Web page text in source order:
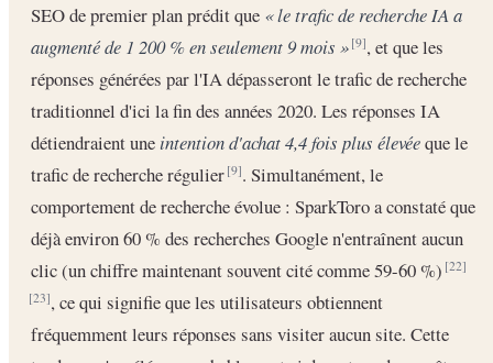
SEO de premier plan prédit que « le trafic de recherche IA a
augmenté de 1 200 % en seulement 9 mois » [9], et que les
réponses générées par l'IA dépasseront le trafic de recherche
traditionnel d'ici la fin des années 2020. Les réponses IA
détiendraient une intention d'achat 4,4 fois plus élevéeque le
trafic de recherche régulier[9]. Simultanément, le
comportement de recherche évolue : SparkToro a constaté que
déjà environ 60 % des recherches Google n'entraînent aucun
clic (un chiffre maintenant souvent cité comme 59-60 %)[22]
[23], ce qui signifie que les utilisateurs obtiennent
fréquemment leurs réponses sans visiter aucun site. Cette